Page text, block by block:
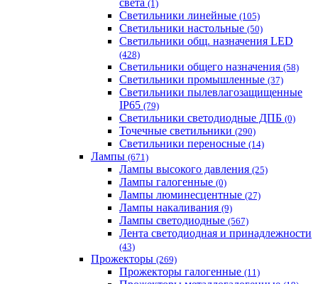
(1)
Светильники линейные (105)
Светильники настольные (50)
Светильники общ. назначения LED
(428)
Светильники общего назначения (58)
Светильники промышленные (37)
Светильники пылевлагозащищенные
IP65 (79)
Светильники светодиодные ДПБ (0)
Точечные светильники (290)
Светильники переносные (14)
Лампы (671)
Лампы высокого давления (25)
Лампы галогенные (0)
Лампы люминесцентные (27)
Лампы накаливания (9)
Лампы светодиодные (567)
Лента светодиодная и принадлежности
(43)
Прожекторы (269)
Прожекторы галогенные (11)